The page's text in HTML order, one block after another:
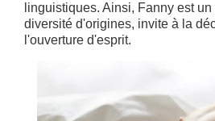
linguistiques. Ainsi, Fanny est
diversité d'origines, invite à la
l'ouverture d'esprit.